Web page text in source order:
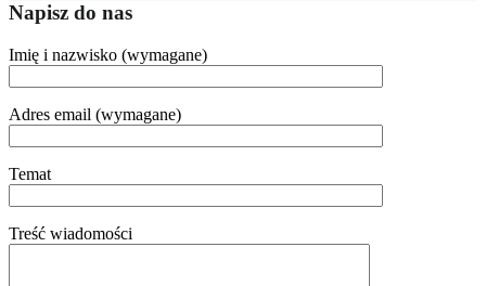
Napisz do nas
Imię i nazwisko (wymagane)
Adres email (wymagane)
Temat
Treść wiadomości